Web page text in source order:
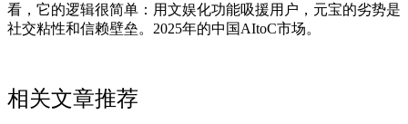
看，它的逻辑很简单：用文娱化功能吸援用户，元宝的劣势是
社交粘性和信赖壁垒。2025年的中国AItoC市场。
相关文章推荐